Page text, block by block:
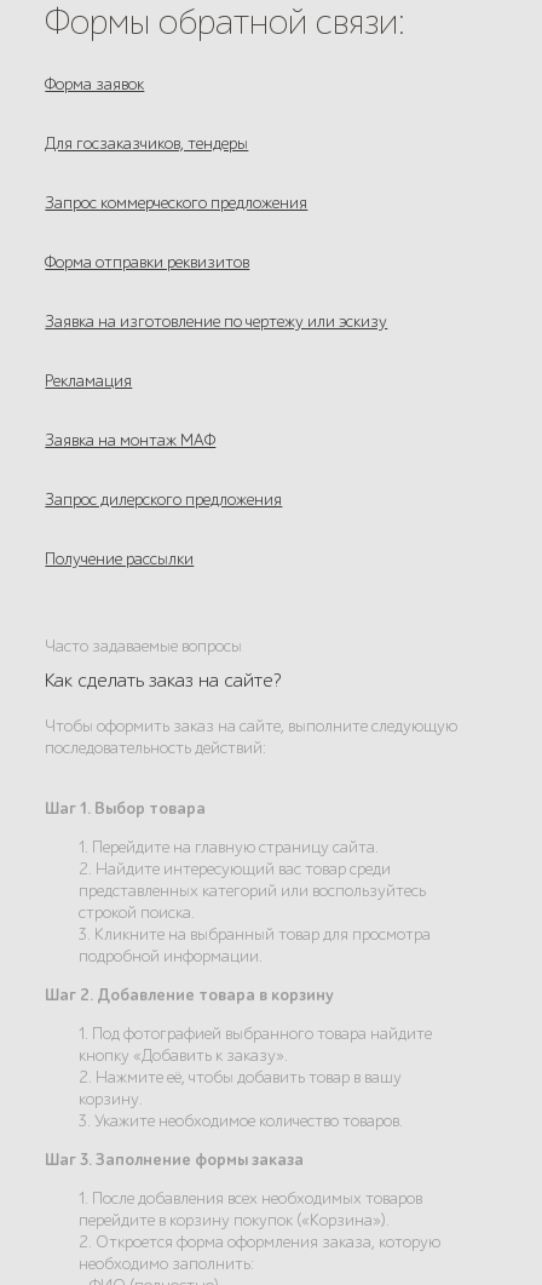
Формы обратной связи:
Форма заявок
Для госзаказчиков, тендеры
Запрос коммерческого предложения
Форма отправки реквизитов
Заявка на изготовление по чертежу или эскизу
Рекламация
Заявка на монтаж МАФ
Запрос дилерского предложения
Получение рассылки
Часто задаваемые вопросы
Как сделать заказ на сайте?
Чтобы оформить заказ на сайте, выполните следующую
последовательность действий:
Шаг 1. Выбор товара
1. Перейдите на главную страницу сайта.
2. Найдите интересующий вас товар среди
представленных категорий или воспользуйтесь
строкой поиска.
3. Кликните на выбранный товар для просмотра
подробной информации.
Шаг 2. Добавление товара в корзину
1. Под фотографией выбранного товара найдите
кнопку «Добавить к заказу».
2. Нажмите её, чтобы добавить товар в вашу
корзину.
3. Укажите необходимое количество товаров.
Шаг 3. Заполнение формы заказа
1. После добавления всех необходимых товаров
перейдите в корзину покупок («Корзина»).
2. Откроется форма оформления заказа, которую
необходимо заполнить: